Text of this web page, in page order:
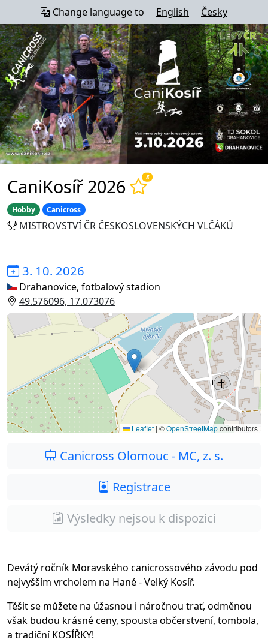
Change language to English Česky
CaniKosíř 2026 8
Hobby Canicross
MISTROVSTVÍ ČR ČESKOSLOVENSKÝCH VLČÁKŮ
3. 10. 2026
Drahanovice, fotbalový stadion
49.576096, 17.073076
Leaflet | ©OpenStreetMapcontributors
Canicross Olomouc - MC, z. s.
Registrace
Výsledky nejsou k dispozici
Devátý ročník Moravského canicrossového závodu pod
nejvyšším vrcholem na Hané - Velký Kosíř.
Těšit se můžete na úžasnou i náročnou trať, odměnou
však budou krásné ceny, spousta občerstvení, tombola,
a tradiční KOSÍŘKY!